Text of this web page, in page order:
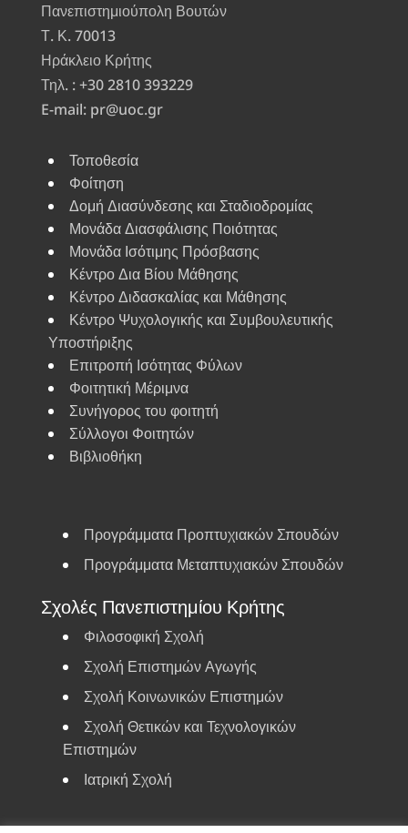
Πανεπιστημιούπολη Βουτών
Τ. Κ. 70013
Ηράκλειο Κρήτης
Τηλ. : +30 2810 393229
E-mail: pr@uoc.gr
Τοποθεσία
Φοίτηση
Δομή Διασύνδεσης και Σταδιοδρομίας
Μονάδα Διασφάλισης Ποιότητας
Μονάδα Ισότιμης Πρόσβασης
Κέντρο Δια Βίου Μάθησης
Κέντρο Διδασκαλίας και Μάθησης
Κέντρο Ψυχολογικής και Συμβουλευτικής
Υποστήριξης
Επιτροπή Ισότητας Φύλων
Φοιτητική Μέριμνα
Συνήγορος του φοιτητή
Σύλλογοι Φοιτητών
Βιβλιοθήκη
Προγράμματα Προπτυχιακών Σπουδών
Προγράμματα Μεταπτυχιακών Σπουδών
Σχολές Πανεπιστημίου Κρήτης
Φιλοσοφική Σχολή
Σχολή Επιστημών Αγωγής
Σχολή Κοινωνικών Επιστημών
Σχολή Θετικών και Τεχνολογικών
Επιστημών
Ιατρική Σχολή